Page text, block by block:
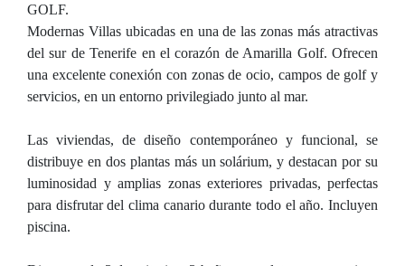
GOLF.
Modernas Villas ubicadas en una de las zonas más atractivas
del sur de Tenerife en el corazón de Amarilla Golf. Ofrecen
una excelente conexión con zonas de ocio, campos de golf y
servicios, en un entorno privilegiado junto al mar.
Las viviendas, de diseño contemporáneo y funcional, se
distribuye en dos plantas más un solárium, y destacan por su
luminosidad y amplias zonas exteriores privadas, perfectas
para disfrutar del clima canario durante todo el año. Incluyen
piscina.